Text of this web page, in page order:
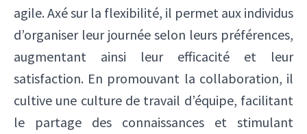
agile. Axé sur la flexibilité, il permet aux individus
d’organiser leur journée selon leurs préférences,
augmentant ainsi leur efficacité et leur
satisfaction. En promouvant la collaboration, il
cultive une culture de travail d’équipe, facilitant
le partage des connaissances et stimulant